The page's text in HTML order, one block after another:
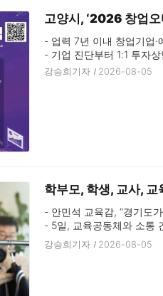
고양시, ‘2026 창업오
- 업력 7년 이내 창업기업
- 기업 진단부터 1:1 투자
강승희기자 2026-08-05
학부모, 학생, 교사,
- 안민석 교육감, “경기도
- 5일, 교육공동체와 소통
- ‘정장형 교복 폐지·편한
강승희기자 2026-08-05